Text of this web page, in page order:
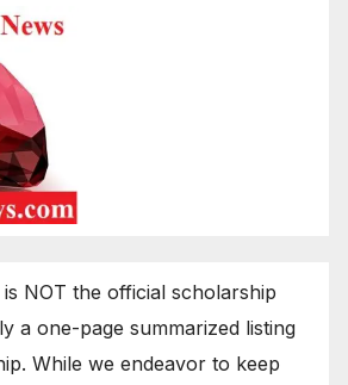
is NOT the official scholarship
a one-page summarized listing
While we endeavor to keep